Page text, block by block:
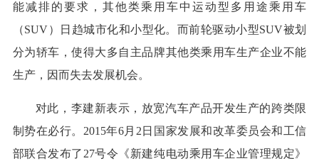
能减排的要求，其他类乘用车中运动型多用途乘用车
（SUV）日趋城市化和小型化。而前轮驱动小型SUV被划
分为轿车，使得大多自主品牌其他类乘用车生产企业不能
生产，因而失去发展机会。
对此，李建新表示，放宽汽车产品开发生产的跨类限
制势在必行。2015年6月2日国家发展和改革委员会和工信
部联合发布了27号令《新建纯电动乘用车企业管理规定》